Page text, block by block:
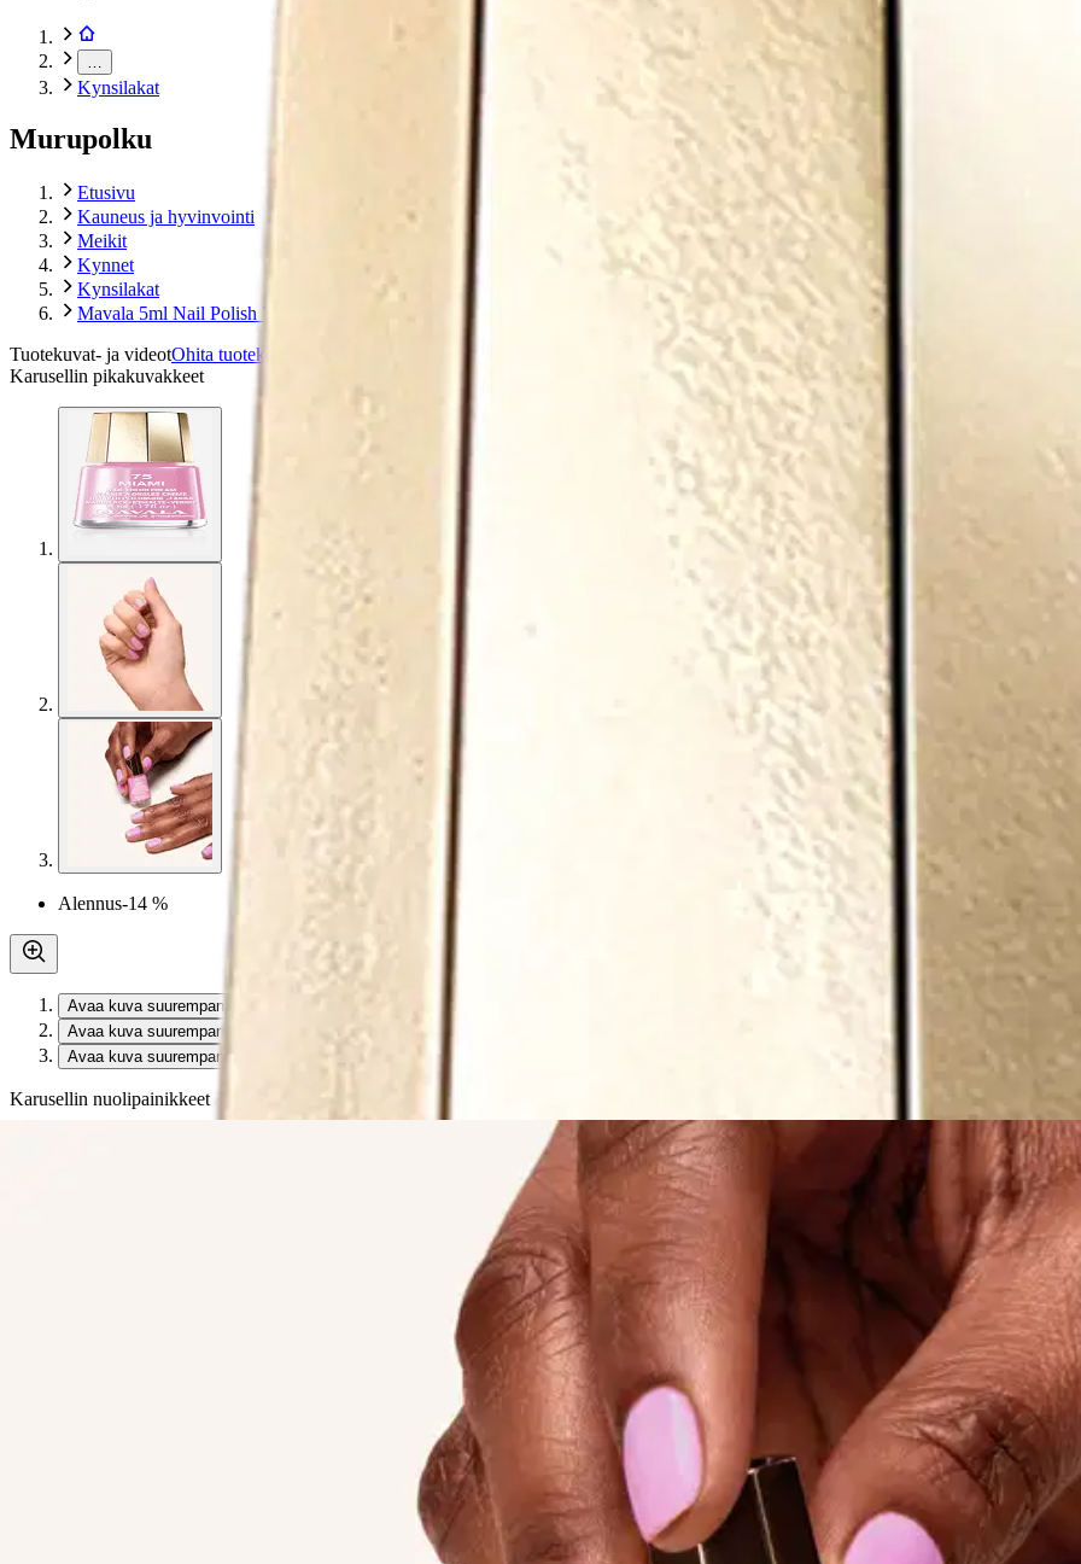
Kynsilakat
Murupolku
Etusivu
Kauneus ja hyvinvointi
Meikit
Kynnet
Kynsilakat
Mavala 5ml Nail Polish 75 Miami kynsilakka
Tuotekuvat- ja videotOhita tuotekuvat
Karusellin pikakuvakkeet
Alennus-14 %
Avaa kuva suurempana
Avaa kuva suurempana
Avaa kuva suurempana
Karusellin nuolipainikkeet